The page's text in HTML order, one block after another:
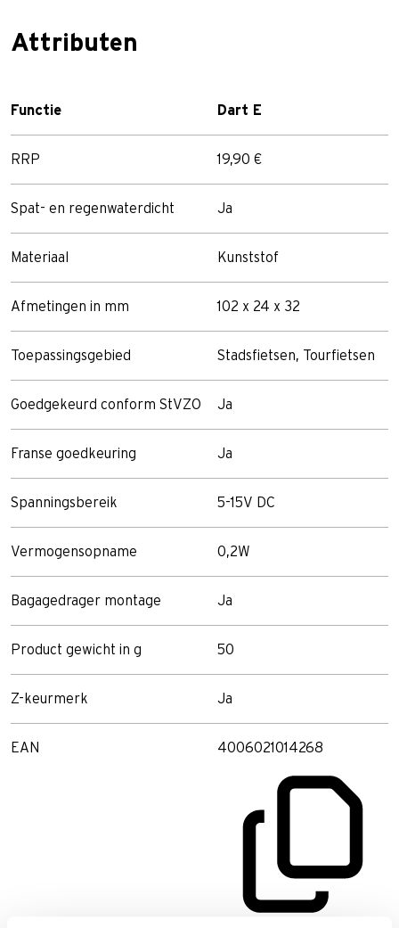
Attributen
Functie Dart E
RRP 19,90 €
Spat- en regenwaterdicht Ja
Materiaal Kunststof
Afmetingen in mm 102 x 24 x 32
Toepassingsgebied Stadsfietsen, Tourfietsen
Goedgekeurd conform StVZO Ja
Franse goedkeuring Ja
Spanningsbereik 5-15V DC
Vermogensopname 0,2W
Bagagedrager montage Ja
Product gewicht in g 50
Z-keurmerk Ja
EAN 4006021014268